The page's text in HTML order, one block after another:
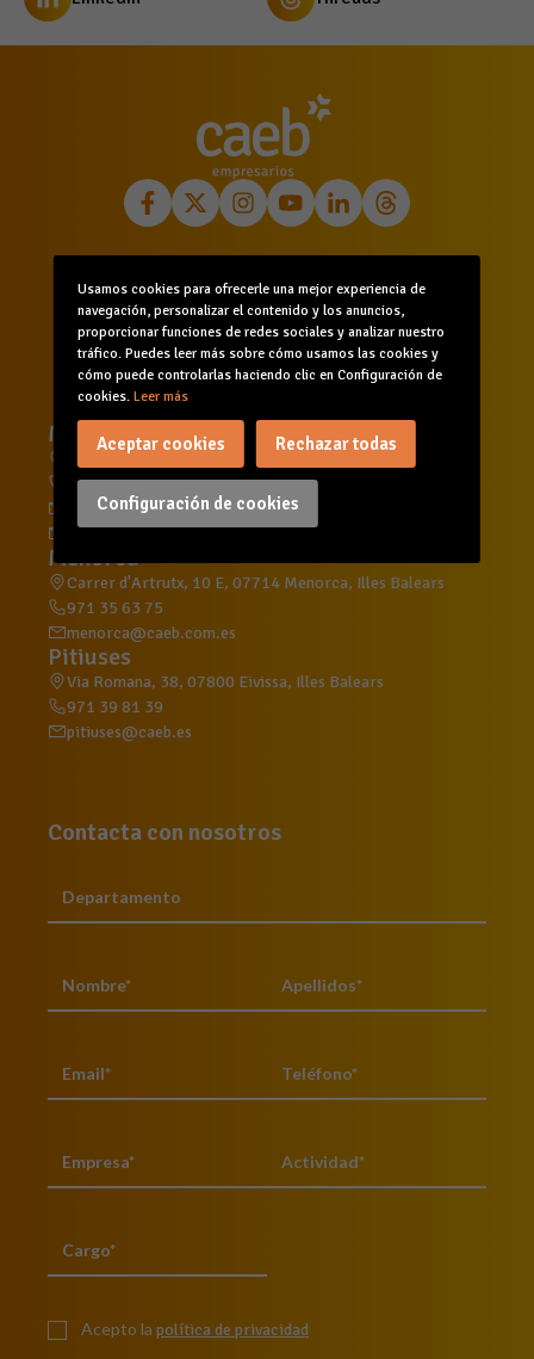
InicioQuiénes somosComunicación
ServiciosFormaciónAgenda
Canal de denuncias
Mallorca
C/ d'Aragó, 215, 2º, 07008 Palma, Illes Balears
971 70 60 14
general@caeb.es
formacion@caeb.es
Menorca
Carrer d'Artrutx, 10 E, 07714 Menorca, Illes Balears
971 35 63 75
menorca@caeb.com.es
Pitiuses
Via Romana, 38, 07800 Eivissa, Illes Balears
971 39 81 39
pitiuses@caeb.es
Contacta con nosotros
Acepto la política de privacidad
Usamos cookies para ofrecerle una mejor experiencia de
navegación, personalizar el contenido y los anuncios,
proporcionar funciones de redes sociales y analizar nuestro
tráfico. Puedes leer más sobre cómo usamos las cookies y
cómo puede controlarlas haciendo clic en Configuración de
cookies. Leer más
Configuración de cookies
Aceptar cookies Rechazar todas